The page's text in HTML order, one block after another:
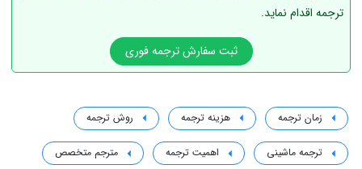
ترجمه اقدام نماید.
ثبت سفارش ترجمه فوری
زمان ترجمه هزینه ترجمه روش ترجمه
ترجمه ماشینی اهمیت ترجمه مترجم متخصص